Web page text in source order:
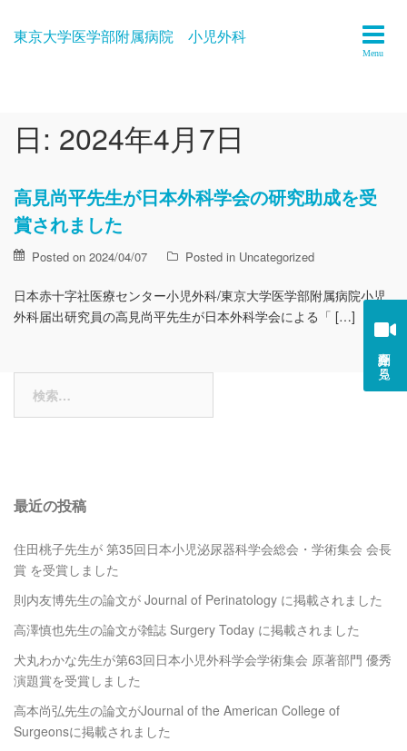
紹介動画を見る
東京大学医学部附属病院 小児外科
日: 2024年4月7日
高見尚平先生が日本外科学会の研究助成を受
賞されました
Posted on 2024/04/07 Posted in Uncategorized
日本赤十字社医療センター小児外科/東京大学医学部附属病院小児
外科届出研究員の高見尚平先生が日本外科学会による「 […]
最近の投稿
住田桃子先生が 第35回日本小児泌尿器科学会総会・学術集会 会長
賞 を受賞しました
則内友博先生の論文が Journal of Perinatology に掲載されました
高澤慎也先生の論文が雑誌 Surgery Today に掲載されました
犬丸わかな先生が第63回日本小児外科学会学術集会 原著部門 優秀
演題賞を受賞しました
高本尚弘先生の論文がJournal of the American College of
Surgeonsに掲載されました